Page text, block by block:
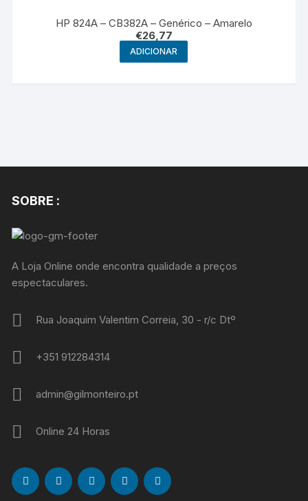
HP 824A – CB382A – Genérico – Amarelo
€26,77
ADICIONAR
SOBRE :
A Loja Online onde encontra qualidade a preços
espectaculares.
Rua Joaquim Valentim Correia, 30 - r/c Dtº
+351 912284314
admin@gilmonteiro.pt
Online 24 Horas